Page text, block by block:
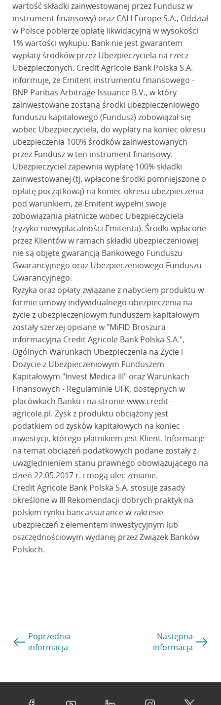
wartość składki zainwestowanej przez Fundusz w
instrument finansowy) oraz CALI Europe S.A., Oddział
w Polsce pobierze opłatę likwidacyjną w wysokości
1% wartości wykupu. Bank nie jest gwarantem
wypłaty środków przez Ubezpieczyciela na rzecz
Ubezpieczonych. Credit Agricole Bank Polska S.A.
informuje, że Emitent instrumentu finansowego -
BNP Paribas Arbitrage Issuance B.V., w który
zainwestowane zostaną środki ubezpieczeniowego
funduszu kapitałowego (Fundusz) zobowiązał się
wobec Ubezpieczyciela, do wypłaty na koniec okresu
ubezpieczenia 100% środków zainwestowanych
przez Fundusz w ten instrument finansowy.
Ubezpieczyciel zapewnia wypłatę 100% składki
zainwestowanej (tj. wpłacone środki pomniejszone o
opłatę początkową) na koniec okresu ubezpieczenia
pod warunkiem, że Emitent wypełni swoje
zobowiązania płatnicze wobec Ubezpieczyciela
(ryzyko niewypłacalności Emitenta). Środki wpłacone
przez Klientów w ramach składki ubezpieczeniowej
nie są objęte gwarancją Bankowego Funduszu
Gwarancyjnego oraz Ubezpieczeniowego Funduszu
Gwarancyjnego.
Ryzyka oraz opłaty związane z nabyciem produktu w
formie umowy indywidualnego ubezpieczenia na
życie z ubezpieczeniowym funduszem kapitałowym
zostały szerzej opisane w "MiFID Broszura
informacyjna Credit Agricole Bank Polska S.A.",
Ogólnych Warunkach Ubezpieczenia na Życie i
Dożycie z Ubezpieczeniowym Funduszem
Kapitałowym "Invest Medica III" oraz Warunkach
Finansowych - Regulaminie UFK, dostępnych w
placówkach Banku i na stronie www.credit-
agricole.pl. Zysk z produktu obciążony jest
podatkiem od zysków kapitałowych na koniec
inwestycji, którego płatnikiem jest Klient. Informacje
na temat obciążeń podatkowych podane zostały z
uwzględnieniem stanu prawnego obowiązującego na
dzień 22.05.2017 r. i mogą ulec zmianie.
Credit Agricole Bank Polska S.A. stosuje zasady
określone w III Rekomendacji dobrych praktyk na
polskim rynku bancassurance w zakresie
ubezpieczeń z elementem inwestycyjnym lub
oszczędnościowym wydanej przez Związek Banków
Polskich.
Poprzednia
informacja
Następna
informacja